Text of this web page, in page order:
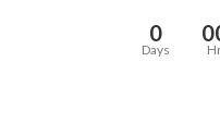
0
Days